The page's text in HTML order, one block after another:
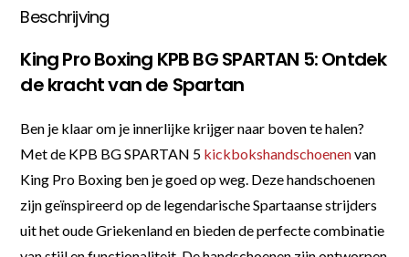
Beschrijving
King Pro Boxing KPB BG SPARTAN 5: Ontdek
de kracht van de Spartan
Ben je klaar om je innerlijke krijger naar boven te halen?
Met de KPB BG SPARTAN 5 kickbokshandschoenenvan
King Pro Boxing ben je goed op weg. Deze handschoenen
zijn geïnspireerd op de legendarische Spartaanse strijders
uit het oude Griekenland en bieden de perfecte combinatie